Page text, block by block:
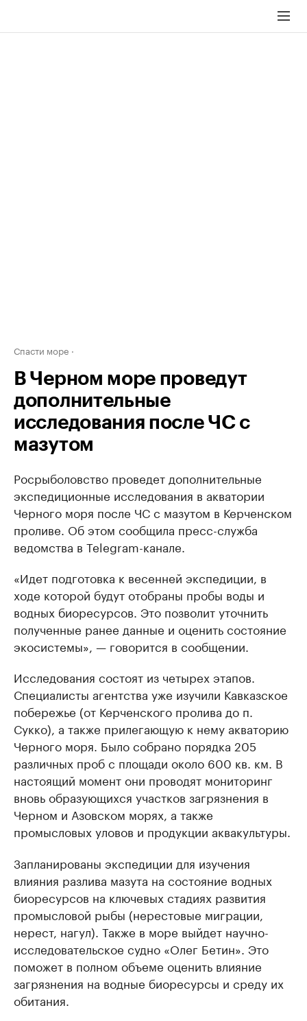
Спасти море
В Черном море проведут
дополнительные
исследования после ЧС с
мазутом
Росрыболовство проведет дополнительные
экспедиционные исследования в акватории
Черного моря после ЧС с мазутом в Керченском
проливе. Об этом сообщила пресс-служба
ведомства в Telegram-канале.
«Идет подготовка к весенней экспедиции, в
ходе которой будут отобраны пробы воды и
водных биоресурсов. Это позволит уточнить
полученные ранее данные и оценить состояние
экосистемы», — говорится в сообщении.
Исследования состоят из четырех этапов.
Специалисты агентства уже изучили Кавказское
побережье (от Керченского пролива до п.
Сукко), а также прилегающую к нему акваторию
Черного моря. Было собрано порядка 205
различных проб с площади около 600 кв. км. В
настоящий момент они проводят мониторинг
вновь образующихся участков загрязнения в
Черном и Азовском морях, а также
промысловых уловов и продукции аквакультуры.
Запланированы экспедиции для изучения
влияния разлива мазута на состояние водных
биоресурсов на ключевых стадиях развития
промысловой рыбы (нерестовые миграции,
нерест, нагул). Также в море выйдет научно-
исследовательское судно «Олег Бетин». Это
поможет в полном объеме оценить влияние
загрязнения на водные биоресурсы и среду их
обитания.